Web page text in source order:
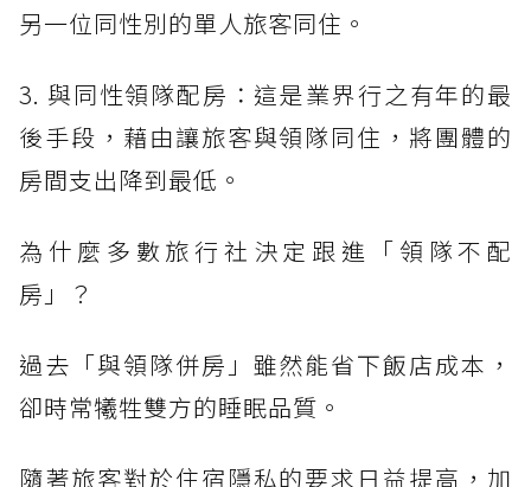
另一位同性別的單人旅客同住。
3. 與同性領隊配房：這是業界行之有年的最
後手段，藉由讓旅客與領隊同住，將團體的
房間支出降到最低。
為什麼多數旅行社決定跟進「領隊不配
房」？
過去「與領隊併房」雖然能省下飯店成本，
卻時常犧牲雙方的睡眠品質。
隨著旅客對於住宿隱私的要求日益提高，加